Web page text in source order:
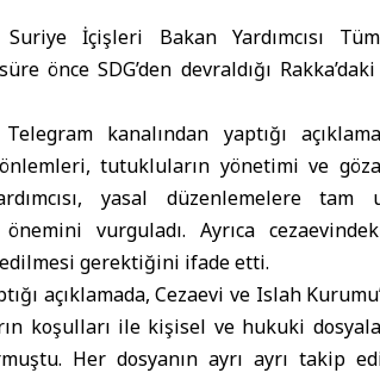
Suriye İçişleri Bakan Yardımcısı
süre önceSDG’den devraldığı Rakka’daki
kanalından yaptığı
tutukluların yönetimi ve
yasal düzenlemelere tam
önemini vurguladı. Ayrıca
gerektiğini ifade etti.
açıklamada, Cezaevi ve Islah
koşulları ile kişisel ve hukuki
Her dosyanın ayrı ayrı takip